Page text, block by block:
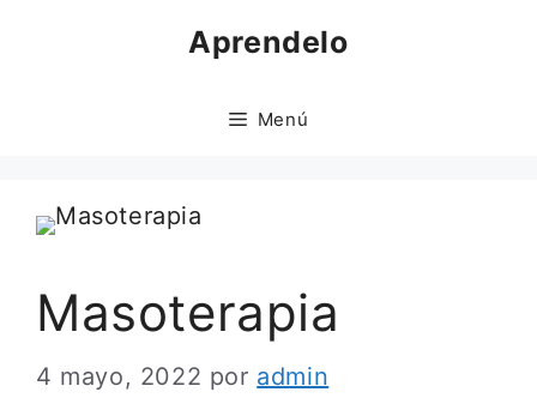
Aprendelo
Menú
Masoterapia
4 mayo, 2022 por admin